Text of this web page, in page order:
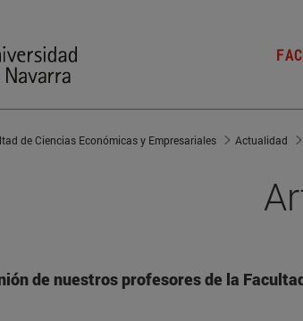
de Ciencias Económicas y Empresariales Actualidad
de nuestros profesores de la